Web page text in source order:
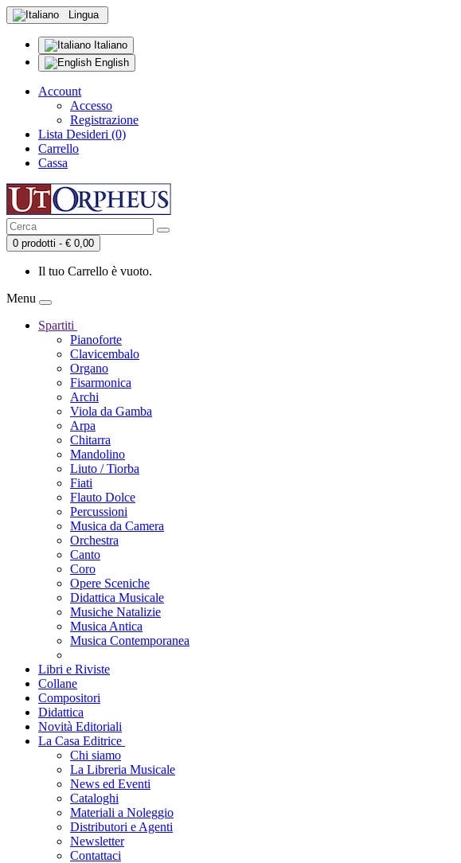
Lingua
Italiano
English
Account
Accesso
Registrazione
Lista Desideri (0)
Carrello
Cassa
0 prodotti - € 0,00
Il tuo Carrello è vuoto.
Menu
Spartiti
Pianoforte
Clavicembalo
Organo
Fisarmonica
Archi
Viola da Gamba
Arpa
Chitarra
Mandolino
Liuto / Tiorba
Fiati
Flauto Dolce
Percussioni
Musica da Camera
Orchestra
Canto
Coro
Opere Sceniche
Didattica Musicale
Musiche Natalizie
Musica Antica
Musica Contemporanea
Libri e Riviste
Collane
Compositori
Didattica
Novità Editoriali
La Casa Editrice
Chi siamo
La Libreria Musicale
News ed Eventi
Cataloghi
Materiali a Noleggio
Distributori e Agenti
Newsletter
Contattaci